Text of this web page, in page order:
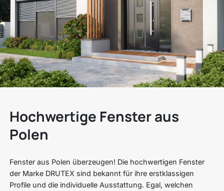
Hochwertige Fenster aus
Polen
Fenster aus Polen überzeugen! Die hochwertigen Fenster
der Marke DRUTEX sind bekannt für ihre erstklassigen
Profile und die individuelle Ausstattung. Egal, welchen